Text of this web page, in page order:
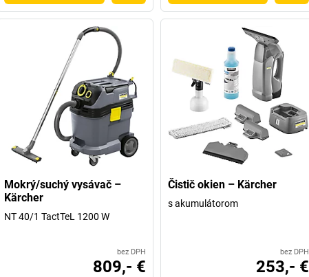
Mokrý/suchý vysávač –
Kärcher
NT 40/1 TactTeL 1200 W
bez DPH
809,- €
Čistič okien – Kärcher
s akumulátorom
bez DPH
253,- €